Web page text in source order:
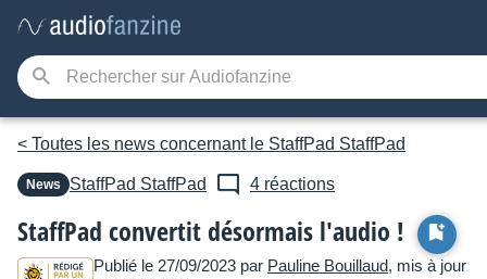
< Toutes les news concernant le StaffPad StaffPad
News StaffPad StaffPad 4 réactions
StaffPad convertit désormais l'audio !
Publié le 27/09/2023 par Pauline Bouillaud, mis à jour